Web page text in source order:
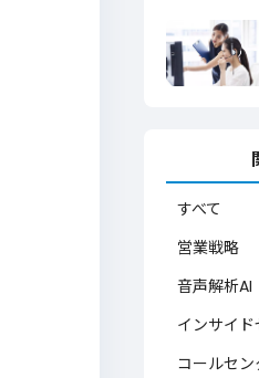
詳
お問い合わせ
すべて
営業戦略
音声解析AI
インサイ
コールセン